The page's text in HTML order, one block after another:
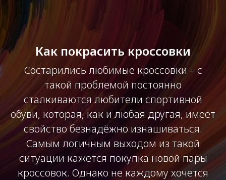
Как покрасить кроссовки
Состарились любимые кроссовки – с
такой проблемой постоянно
сталкиваются любители спортивной
обуви, которая, как и любая другая, имеет
свойство безнадёжно изнашиваться.
Самым логичным выходом из такой
ситуации кажется покупка новой пары
кроссовок. Однако не каждому хочется